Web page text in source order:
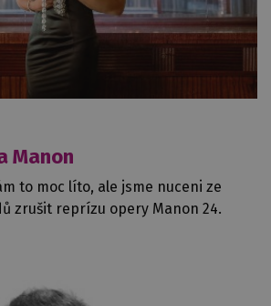
Manon
to moc líto, ale jsme nuceni ze
zrušit reprízu opery Manon 24.